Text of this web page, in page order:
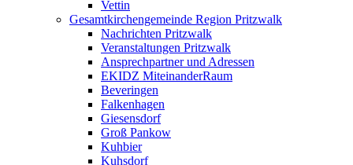
Vettin
Gesamtkirchengemeinde Region Pritzwalk
Nachrichten Pritzwalk
Veranstaltungen Pritzwalk
Ansprechpartner und Adressen
EKIDZ MiteinanderRaum
Beveringen
Falkenhagen
Giesensdorf
Groß Pankow
Kuhbier
Kuhsdorf